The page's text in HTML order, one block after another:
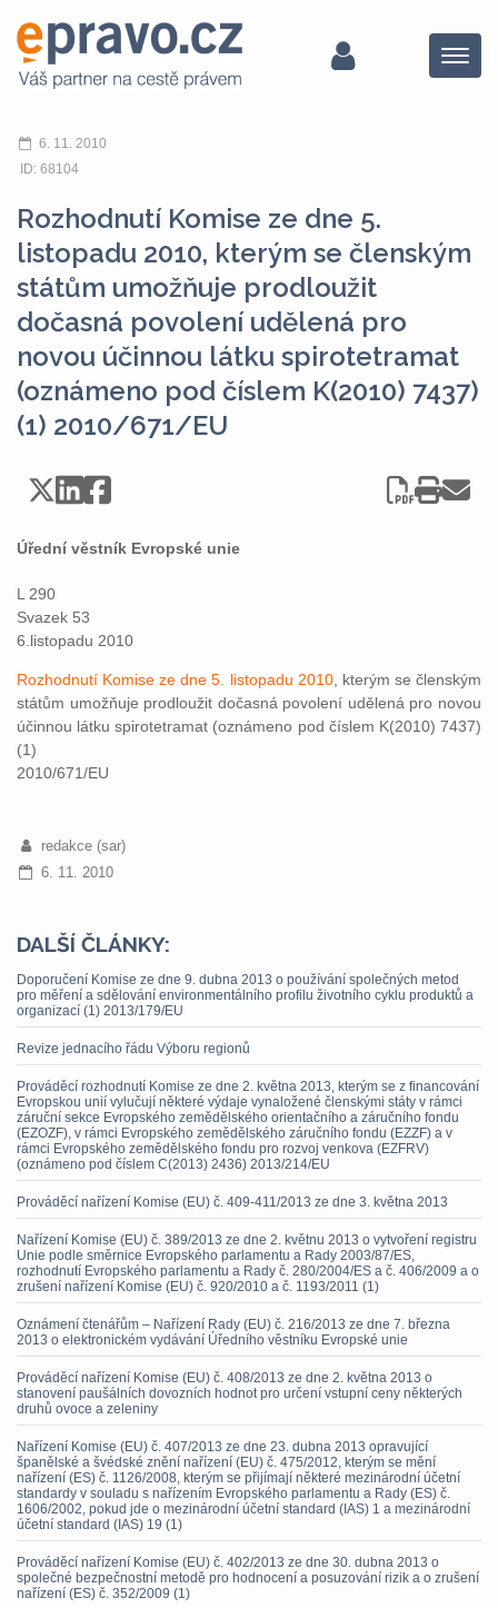
Menu
6. 11. 2010
ID: 68104
Rozhodnutí Komise ze dne 5.
listopadu 2010, kterým se členským
státům umožňuje prodloužit
dočasná povolení udělená pro
novou účinnou látku spirotetramat
(oznámeno pod číslem K(2010) 7437)
(1) 2010/671/EU
Úřední věstník Evropské unie
L 290
Svazek 53
6.listopadu 2010
Rozhodnutí Komise ze dne 5. listopadu 2010, kterým se členským
státům umožňuje prodloužit dočasná povolení udělená pro novou
účinnou látku spirotetramat (oznámeno pod číslem K(2010) 7437)
(1)
2010/671/EU
redakce (sar)
6. 11. 2010
DALŠÍ ČLÁNKY:
Doporučení Komise ze dne 9. dubna 2013 o používání společných metod
pro měření a sdělování environmentálního profilu životního cyklu produktů a
organizací (1) 2013/179/EU
Revize jednacího řádu Výboru regionů
Prováděcí rozhodnutí Komise ze dne 2. května 2013, kterým se z financování
Evropskou unií vylučují některé výdaje vynaložené členskými státy v rámci
záruční sekce Evropského zemědělského orientačního a záručního fondu
(EZOZF), v rámci Evropského zemědělského záručního fondu (EZZF) a v
rámci Evropského zemědělského fondu pro rozvoj venkova (EZFRV)
(oznámeno pod číslem C(2013) 2436) 2013/214/EU
Prováděcí nařízení Komise (EU) č. 409-411/2013 ze dne 3. května 2013
Nařízení Komise (EU) č. 389/2013 ze dne 2. květnu 2013 o vytvoření registru
Unie podle směrnice Evropského parlamentu a Rady 2003/87/ES,
rozhodnutí Evropského parlamentu a Rady č. 280/2004/ES a č. 406/2009 a o
zrušení nařízení Komise (EU) č. 920/2010 a č. 1193/2011 (1)
Oznámení čtenářům – Nařízení Rady (EU) č. 216/2013 ze dne 7. března
2013 o elektronickém vydávání Úředního věstníku Evropské unie
Prováděcí nařízení Komise (EU) č. 408/2013 ze dne 2. května 2013 o
stanovení paušálních dovozních hodnot pro určení vstupní ceny některých
druhů ovoce a zeleniny
Nařízení Komise (EU) č. 407/2013 ze dne 23. dubna 2013 opravující
španělské a švédské znění nařízení (EU) č. 475/2012, kterým se mění
nařízení (ES) č. 1126/2008, kterým se přijímají některé mezinárodní účetní
standardy v souladu s nařízením Evropského parlamentu a Rady (ES) č.
1606/2002, pokud jde o mezinárodní účetní standard (IAS) 1 a mezinárodní
účetní standard (IAS) 19 (1)
Prováděcí nařízení Komise (EU) č. 402/2013 ze dne 30. dubna 2013 o
společné bezpečnostní metodě pro hodnocení a posuzování rizik a o zrušení
nařízení (ES) č. 352/2009 (1)